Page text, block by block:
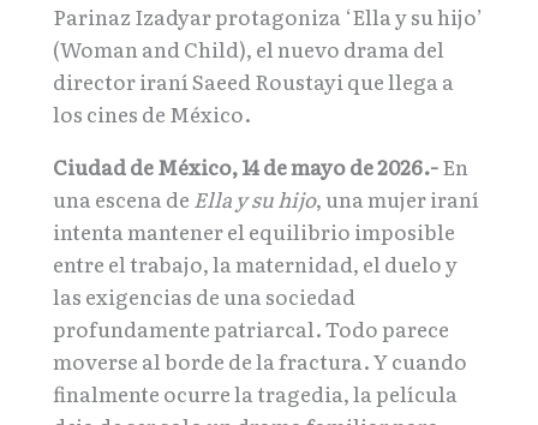
Parinaz Izadyar protagoniza ‘Ella y su hijo’
(Woman and Child), el nuevo drama del
director iraní Saeed Roustayi que llega a
los cines de México.
Ciudad de México, 14 de mayo de 2026.-En
una escena de Ella y su hijo, una mujer iraní
intenta mantener el equilibrio imposible
entre el trabajo, la maternidad, el duelo y
las exigencias de una sociedad
profundamente patriarcal. Todo parece
moverse al borde de la fractura. Y cuando
finalmente ocurre la tragedia, la película